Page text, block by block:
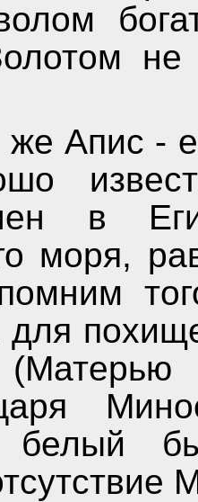
в
моря,
для
царя
белый